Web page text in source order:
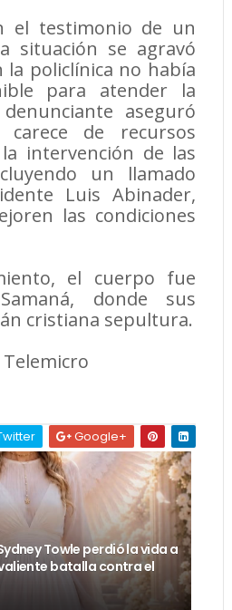
el testimonio de un
situación se agravó
la policlínica no había
para atender la
aseguró
de recursos
intervención de las
un llamado
Luis Abinader,
las condiciones
el cuerpo fue
donde sus
cristiana sepultura.
Google+
Towle perdió la vida a
batalla contra el